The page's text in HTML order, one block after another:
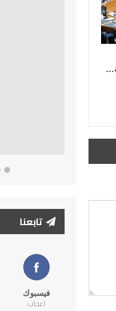
تابعنا
فيسبوك
اعجاب